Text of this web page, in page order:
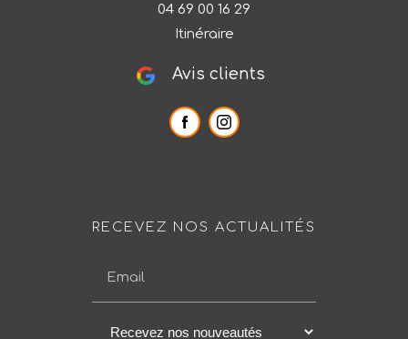
04 69 00 16 29
Itinéraire
Avis clients
RECEVEZ NOS ACTUALITÉS
Email